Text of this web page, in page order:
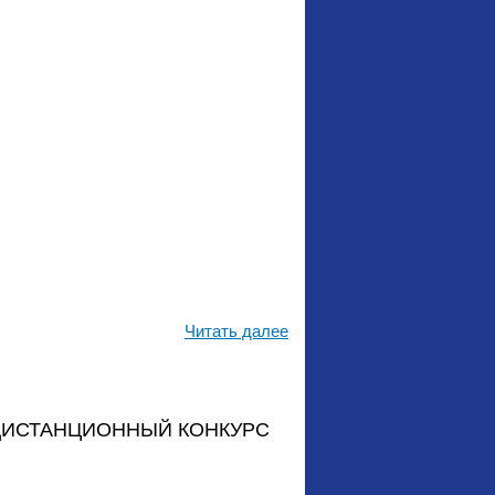
Читать далее
КОНКУРС